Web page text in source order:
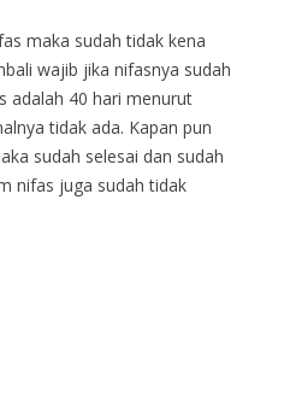
maka sudah tidak kena
wajib jika nifasnya sudah
adalah 40 hari menurut
tidak ada. Kapan pun
sudah selesai dan sudah
nifas juga sudah tidak